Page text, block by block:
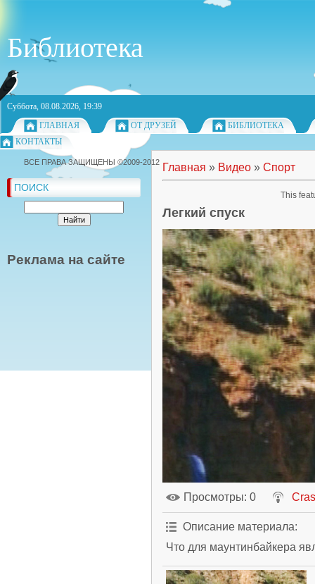
Библиотека
Суббота, 08.08.2026, 19:39
ГЛАВНАЯ
ОТ ДРУЗЕЙ
БИБЛИОТЕКА
КОНТАКТЫ
ПОИСК
Реклама на сайте
Главная » Видео » Спорт
Легкий спуск
Просмотры: 0
Описание материала:
Что для маунтинбайкера
ВСЕ ПРАВА ЗАЩИЩЕНЫ ©2009-2012
This